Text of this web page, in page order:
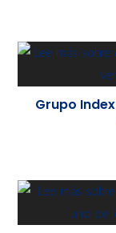
Grupo